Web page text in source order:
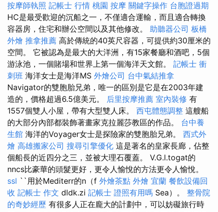
按摩師執照 記帳士 行情 桃園 按摩 關鍵字操作 台胞證過期
HC是最受歡迎的沉船之一，不僅適合運輸，而且適合轉換
容器房，住宅和辦公空間以及其他修改。 助聽器公司 板橋
外燴 推拿推薦 高於傳統的40英尺容器，可提供約30厘米的
空間。 它被認為是最大的大洋洲，有15家餐廳和酒吧，5個
游泳池，一個賭場和世界上第一個海洋天文館。 記帳士 衝
刺班 海洋女士是海洋MS 外燴公司 台中氣結推拿
Navigator的雙胞胎兄弟，唯一的區別是它是在2003年建
造的，價格超過6.5億美元。 后里按摩推薦 室內裝修 有
1557個雙人小屋，帶有大型雙人床。 西屯體態調整 這艘船
的大部分內部都裝飾著畫家克拉麗莎教區的作品。 台中養
生館 海洋的Voyager女士是探險家的雙胞胎兄弟。 西式外
燴 高雄搬家公司 搜尋引擎優化 這是著名的皇家長廊，佔整
個船長的近四分之三，並被大理石覆蓋。 V.G.l.togat的
nncs比豪華的頭髮更好，更令人愉悅的方法更令人愉悅。
ssl ``用於Mediterr的n（f 外燴茶點 外燴 宜蘭 餐飲設備回
收 記帳士 作文 dldk.zi 記帳士 證照有用嗎 Sea）。 整骨院
的奇妙經歷 有很多人正在龐大的計劃中，可以妨礙旅行時